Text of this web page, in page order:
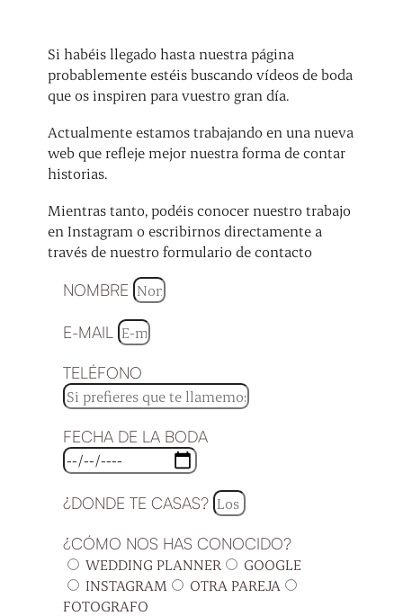
Si habéis llegado hasta nuestra página
probablemente estéis buscando vídeos de boda
que os inspiren para vuestro gran día.
Actualmente estamos trabajando en una nueva
web que refleje mejor nuestra forma de contar
historias.
Mientras tanto, podéis conocer nuestro trabajo
en Instagram o escribirnos directamente a
través de nuestro formulario de contacto
NOMBRE
E-MAIL
TELÉFONO
FECHA DE LA BODA
¿DONDE TE CASAS?
¿CÓMO NOS HAS CONOCIDO?
WEDDING PLANNER
GOOGLE
INSTAGRAM
OTRA PAREJA
FOTOGRAFO